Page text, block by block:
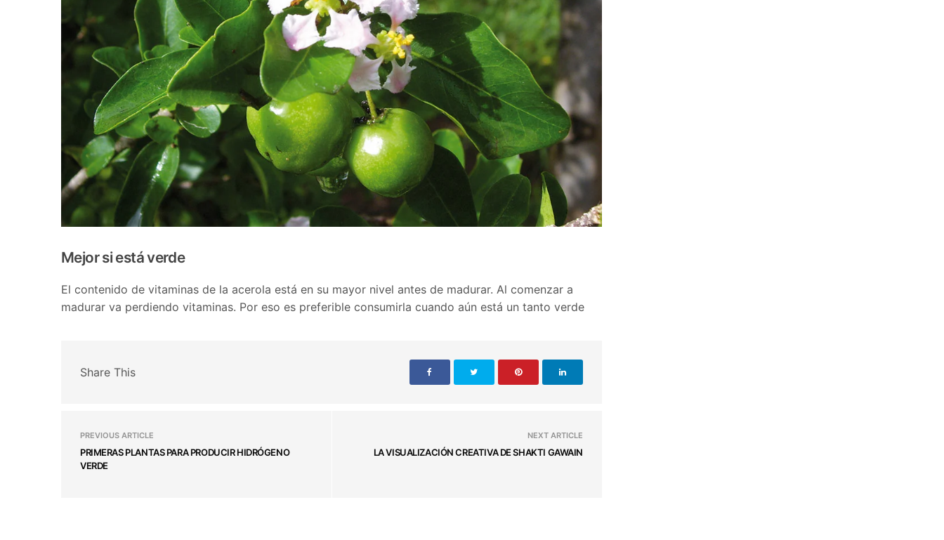
Mejor si está verde
El contenido de vitaminas de la acerola está en su mayor nivel antes de madurar. Al comenzar a
madurar va perdiendo vitaminas. Por eso es preferible consumirla cuando aún está un tanto verde
Share This
PREVIOUS ARTICLE
PRIMERAS PLANTAS PARA PRODUCIR HIDRÓGENO
VERDE
NEXT ARTICLE
LA VISUALIZACIÓN CREATIVA DE SHAKTI GAWAIN